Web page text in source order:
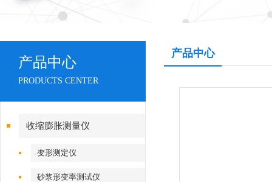
产品中心
PRODUCTS CENTER
收缩膨胀测量仪
变形测定仪
砂浆形变率测试仪
产品中心